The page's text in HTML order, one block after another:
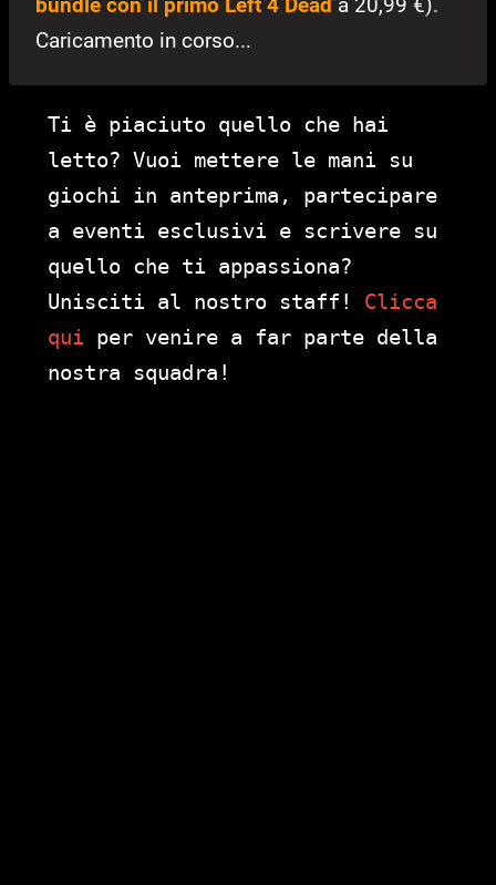
bundle con il primo Left 4 Dead a 20,99 €).
Caricamento in corso...
Ti è piaciuto quello che hai
letto? Vuoi mettere le mani su
giochi in anteprima, partecipare
a eventi esclusivi e scrivere su
quello che ti appassiona?
Unisciti al nostro staff! Clicca
qui per venire a far parte della
nostra squadra!